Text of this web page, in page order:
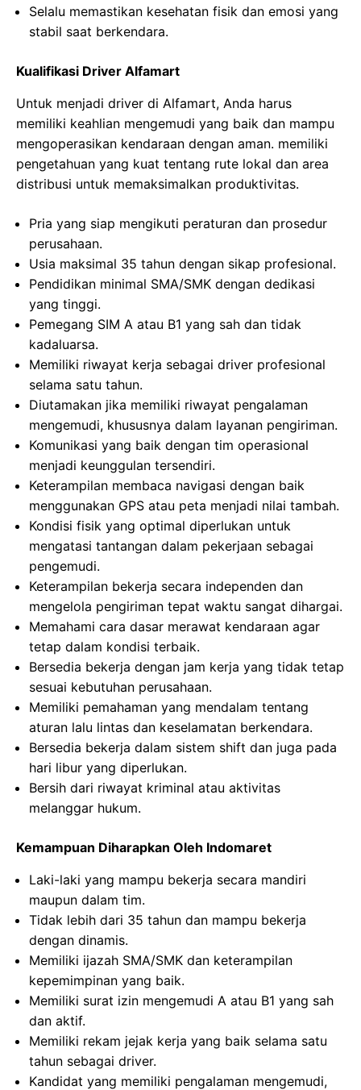
Selalu memastikan kesehatan fisik dan emosi yang
stabil saat berkendara.
Kualifikasi Driver Alfamart
Untuk menjadi driver di Alfamart, Anda harus
memiliki keahlian mengemudi yang baik dan mampu
mengoperasikan kendaraan dengan aman. memiliki
pengetahuan yang kuat tentang rute lokal dan area
distribusi untuk memaksimalkan produktivitas.
Pria yang siap mengikuti peraturan dan prosedur
perusahaan.
Usia maksimal 35 tahun dengan sikap profesional.
Pendidikan minimal SMA/SMK dengan dedikasi
yang tinggi.
Pemegang SIM A atau B1 yang sah dan tidak
kadaluarsa.
Memiliki riwayat kerja sebagai driver profesional
selama satu tahun.
Diutamakan jika memiliki riwayat pengalaman
mengemudi, khususnya dalam layanan pengiriman.
Komunikasi yang baik dengan tim operasional
menjadi keunggulan tersendiri.
Keterampilan membaca navigasi dengan baik
menggunakan GPS atau peta menjadi nilai tambah.
Kondisi fisik yang optimal diperlukan untuk
mengatasi tantangan dalam pekerjaan sebagai
pengemudi.
Keterampilan bekerja secara independen dan
mengelola pengiriman tepat waktu sangat dihargai.
Memahami cara dasar merawat kendaraan agar
tetap dalam kondisi terbaik.
Bersedia bekerja dengan jam kerja yang tidak tetap
sesuai kebutuhan perusahaan.
Memiliki pemahaman yang mendalam tentang
aturan lalu lintas dan keselamatan berkendara.
Bersedia bekerja dalam sistem shift dan juga pada
hari libur yang diperlukan.
Bersih dari riwayat kriminal atau aktivitas
melanggar hukum.
Kemampuan Diharapkan Oleh Indomaret
Laki-laki yang mampu bekerja secara mandiri
maupun dalam tim.
Tidak lebih dari 35 tahun dan mampu bekerja
dengan dinamis.
Memiliki ijazah SMA/SMK dan keterampilan
kepemimpinan yang baik.
Memiliki surat izin mengemudi A atau B1 yang sah
dan aktif.
Memiliki rekam jejak kerja yang baik selama satu
tahun sebagai driver.
Kandidat yang memiliki pengalaman mengemudi,